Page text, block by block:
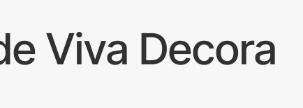
Viva Decora